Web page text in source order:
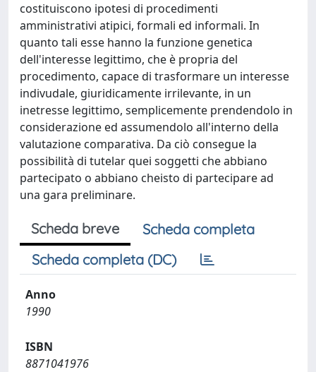
costituiscono ipotesi di procedimenti
amministrativi atipici, formali ed informali. In
quanto tali esse hanno la funzione genetica
dell'interesse legittimo, che è propria del
procedimento, capace di trasformare un interesse
indivudale, giuridicamente irrilevante, in un
inetresse legittimo, semplicemente prendendolo in
considerazione ed assumendolo all'interno della
valutazione comparativa. Da ciò consegue la
possibilità di tutelar quei soggetti che abbiano
partecipato o abbiano cheisto di partecipare ad
una gara preliminare.
Scheda breve
Scheda completa
Scheda completa (DC)
Anno
1990
ISBN
8871041976